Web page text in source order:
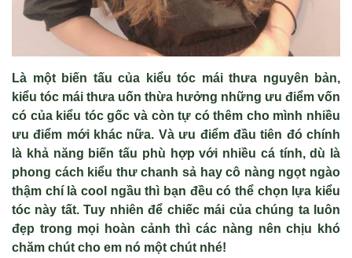
Là một biến tấu của kiểu tóc mái thưa nguyên bản,
kiểu tóc mái thưa uốn thừa hưởng những ưu điểm vốn
có của kiểu tóc gốc và còn tự có thêm cho mình nhiều
ưu điểm mới khác nữa. Và ưu điểm đầu tiên đó chính
là khả năng biến tấu phù hợp với nhiều cá tính, dù là
phong cách kiểu thư chanh sả hay cô nàng ngọt ngào
thậm chí là cool ngầu thì bạn đều có thể chọn lựa kiểu
tóc này tất. Tuy nhiên để chiếc mái của chúng ta luôn
đẹp trong mọi hoàn cảnh thì các nàng nên chịu khó
chăm chút cho em nó một chút nhé!